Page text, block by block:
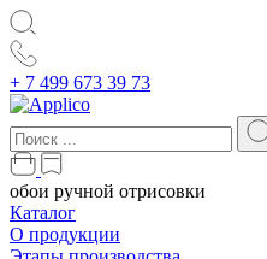
+ 7 499 673 39 73
обои ручной отрисовки
Каталог
О продукции